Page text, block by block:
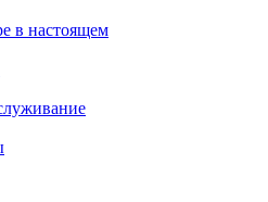
в настоящем